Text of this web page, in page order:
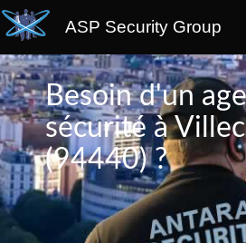
ASP Security Group
Besoin d'un
sécurité à
(94440) ?